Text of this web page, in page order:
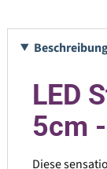
LED
5cm
Diese